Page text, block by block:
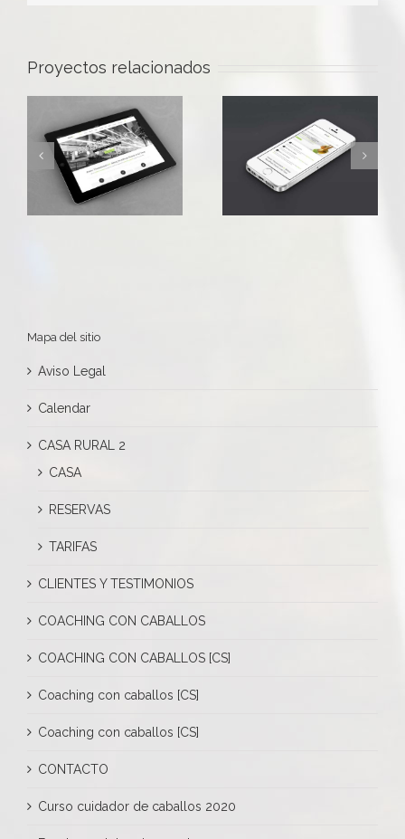
Proyectos relacionados
Mapa del sitio
Aviso Legal
Calendar
CASA RURAL 2
CASA
RESERVAS
TARIFAS
CLIENTES Y TESTIMONIOS
COACHING CON CABALLOS
COACHING CON CABALLOS [CS]
Coaching con caballos [CS]
Coaching con caballos [CS]
CONTACTO
Curso cuidador de caballos 2020